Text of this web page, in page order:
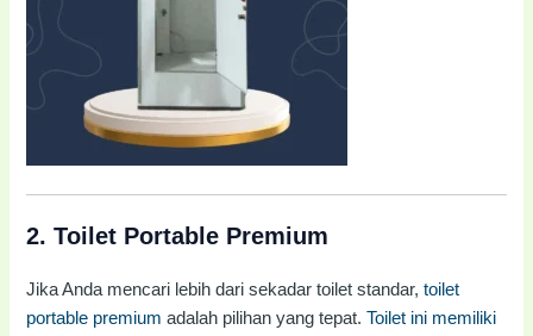
2.Toilet Portable Premium
Jika Anda mencari lebih dari sekadar toilet standar,toilet
portable premium adalah pilihan yang tepat.Toilet ini memiliki